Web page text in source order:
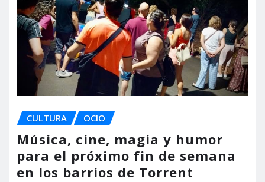
CULTURA OCIO
Música, cine, magia y humor
para el próximo fin de semana
en los barrios de Torrent